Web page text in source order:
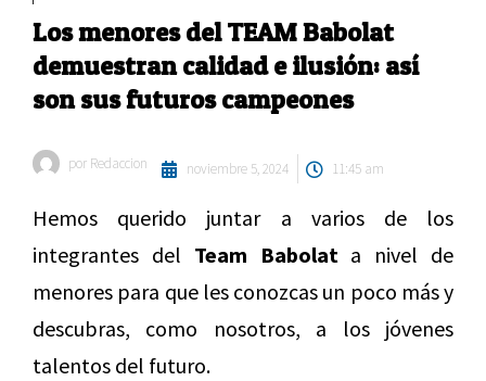
Los menores del TEAM Babolat
demuestran calidad e ilusión: así
son sus futuros campeones
por Redaccion noviembre 5, 2024 11:45 am
Hemos querido juntar a varios de los
integrantes del Team Babolata nivel de
menores para que les conozcas un poco más y
descubras, como nosotros, a los jóvenes
talentos del futuro.